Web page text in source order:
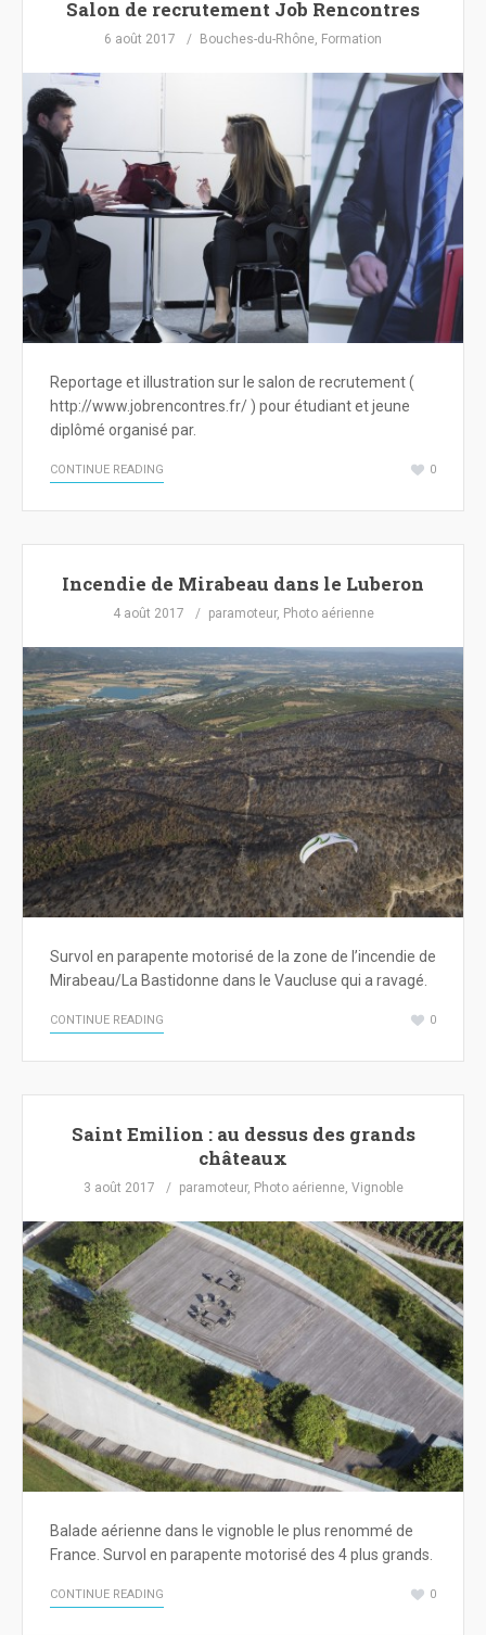
Salon de recrutement Job Rencontres
6 août 2017 Bouches-du-Rhône, Formation
Reportage et illustration sur le salon de recrutement (
http://www.jobrencontres.fr/ ) pour étudiant et jeune
diplômé organisé par.
CONTINUE READING 0
Incendie de Mirabeau dans le Luberon
4 août 2017 paramoteur, Photo aérienne
Survol en parapente motorisé de la zone de l’incendie de
Mirabeau/La Bastidonne dans le Vaucluse qui a ravagé.
CONTINUE READING 0
Saint Emilion : au dessus des grands
châteaux
3 août 2017 paramoteur, Photo aérienne, Vignoble
Balade aérienne dans le vignoble le plus renommé de
France. Survol en parapente motorisé des 4 plus grands.
CONTINUE READING 0